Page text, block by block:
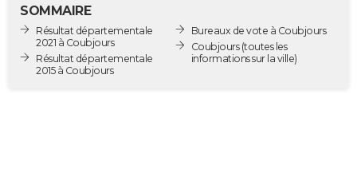
Destinations
City break
Voyage nature
Voyage de noces
Forum
Climat
GUIDES D'ACHAT
SOMMAIRE
Résultat départementale
2021 à Coubjours
Résultat départementale
2015 à Coubjours
Bureaux de vote à Coubjours
Coubjours(toutes les
informations sur la ville)